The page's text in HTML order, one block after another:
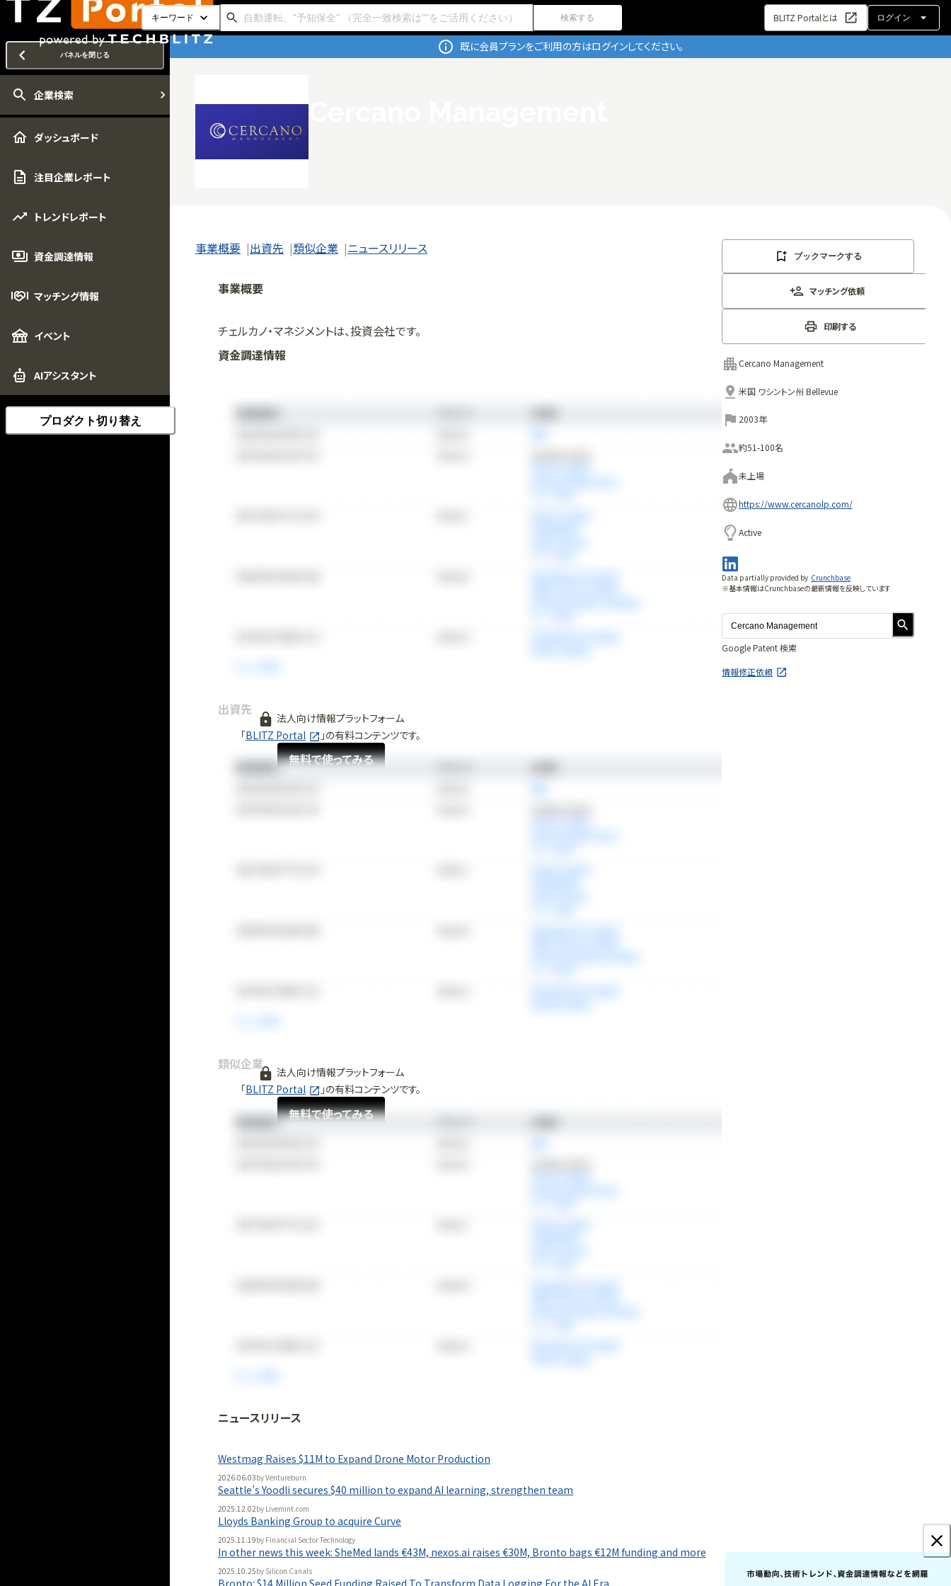
キーワード 検索する BLITZ Portalとは ログイン
パネルを閉じる
企業検索
ダッシュボード
注目企業レポート
トレンドレポート
資金調達情報
マッチング情報
イベント
AIアシスタント
プロダクト切り替え
既に会員プランをご利用の方はログインしてください。
事業概要 出資先 類似企業 ニュースリリース
事業概要
チェルカノ・マネジメントは、投資会社です。
資金調達情報
法人向け情報プラットフォーム
「BLITZ Portal 」の有料コンテンツです。
無料で使ってみる
出資先
法人向け情報プラットフォーム
「BLITZ Portal 」の有料コンテンツです。
無料で使ってみる
類似企業
法人向け情報プラットフォーム
無料で使ってみる
ニュースリリース
Westmag Raises $11M to Expand Drone Motor Production
2026.06.03byVentureburn
Seattle’s Yoodli secures $40 million to expand AI learning, strengthen team
2025.12.02by Livemint.com
Lloyds Banking Group to acquire Curve
2025.11.19by Financial Sector Technology
In other news this week: SheMed lands €43M, nexos.ai raises €30M, Bronto bags €12M funding and more
2025.10.25by Silicon Canals
ブックマークする
マッチング依頼
印刷する
Cercano Management
米国 ワシントン州 Bellevue
2003年
約51-100名
未上場
https://www.cercanolp.com/
Active
Data partially provided by Crunchbase
※基本情報はCrunchbaseの最新情報を反映しています
Google Patent 検索
情報修正依頼